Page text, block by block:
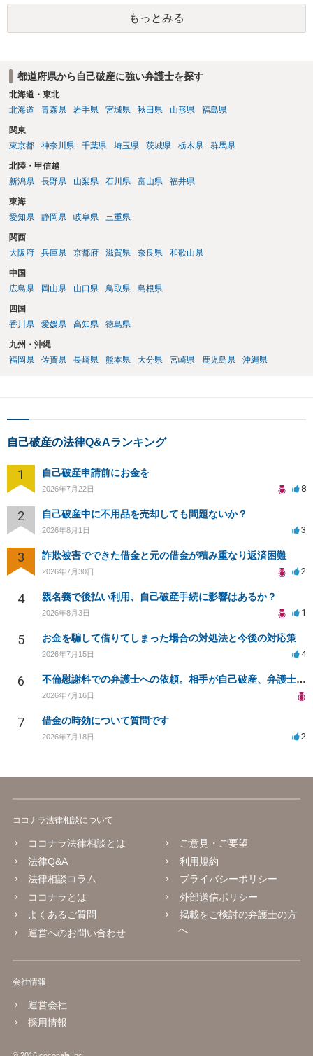
は更新しないことになります。ただし、消滅時効の起算点は、不払い
日ではなく期限の利益喪失日（通常は所定の分割の支払期日から1～2
か月程度経過しても支払いがなければ一括返済可能という契約になっ
もっとみる
都道府県から自己破産に強い弁護士を探す
北海道・東北
北海道
青森県 岩手県 宮城県 秋田県 山形県 福島県
関東
東京都
神奈川県 千葉県 埼玉県 茨城県 栃木県 群馬県
北陸・甲信越
新潟県
長野県 山梨県 石川県 富山県 福井県
東海
愛知県
静岡県 岐阜県 三重県
関西
大阪府
兵庫県 京都府 滋賀県 奈良県 和歌山県
中国
広島県
岡山県 山口県 鳥取県 島根県
四国
香川県
愛媛県 高知県 徳島県
九州・沖縄
福岡県
佐賀県 長崎県 熊本県 大分県 宮崎県 鹿児島県 沖縄県
自己破産の法律Q&Aランキング
1 自己破産申請前にお金を
2026年7月22日 8
2 自己破産中に不用品を売却しても問題ないか？
2026年8月1日 3
3 詐欺被害でできた借金と元の借金が積み重なり返済困難
2026年7月30日 2
4 親名義で後払い利用、自己破産手続に影響はあるか？
2026年8月3日 1
5 お金を騙して借りてしまった場合の対処法と今後の対応策
2026年7月15日 4
6 不倫慰謝料での弁護士への依頼。相手が自己破産、弁護士との契約範囲は？
2026年7月16日
7 借金の時効について質問です
2026年7月18日 2
ココナラ法律相談について
ココナラ法律相談とは
法律Q&A
法律相談コラム
ココナラとは
よくあるご質問
運営へのお問い合わせ
ご意見・ご要望
利用規約
プライバシーポリシー
外部送信ポリシー
掲載をご検討の弁護士の方
へ
会社情報
運営会社
採用情報